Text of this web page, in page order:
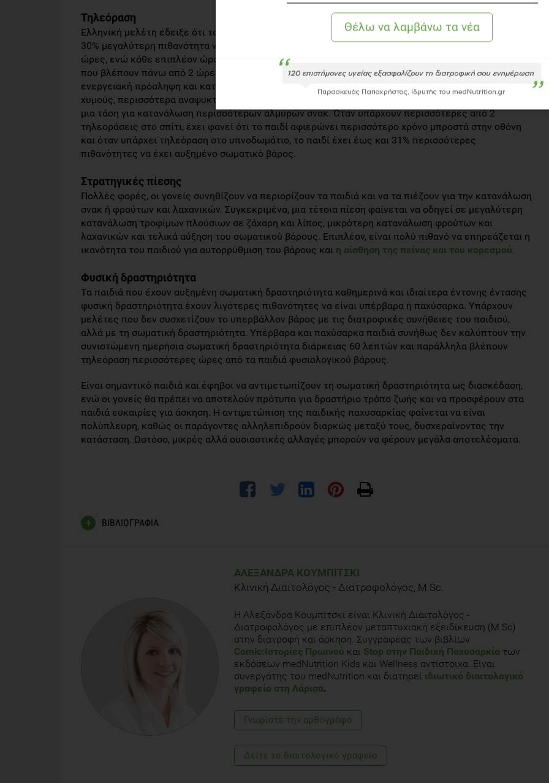
Τηλεόραση
Ελληνική μελέτη έδειξε ότι τα παιδιά που βλέπουν τηλεόραση πάνω από 2 ώρες την ημέρα έχουν
30% μεγαλύτερη πιθανότητα να είναι παχύσαρκα, σε σχέση με αυτά που βλέπουν λιγότερο από 2
ώρες, ενώ κάθε επιπλέον ώρα τηλεθέασης αυξάνει την πιθανότητα αυτή κατά 12%. Για τα παιδιά
που βλέπουν πάνω από 2 ώρες τηλεόραση έχει φανεί, επίσης, ότι έχουν υψηλότερη ημερήσια
ενεργειακή πρόσληψη και καταναλώνουν λιγότερα φρούτα, περισσότερους συσκευασμένους
χυμούς, περισσότερα αναψυκτικά, λιγότερο γάλα και γιαούρτι, περισσότερα σοκολατοειδή και έχουν
μια τάση για κατανάλωση περισσότερων αλμυρών σνακ. Όταν υπάρχουν περισσότερες από 2
τηλεοράσεις στο σπίτι, έχει φανεί ότι το παιδί αφιερώνει περισσότερο χρόνο μπροστά στην οθόνη
και όταν υπάρχει τηλεόραση στο υπνοδωμάτιο, το παιδί έχει έως και 31% περισσότερες
πιθανότητες να έχει αυξημένο σωματικό βάρος.
Στρατηγικές πίεσης
Πολλές φορές, οι γονείς συνηθίζουν να περιορίζουν τα παιδιά και να τα πιέζουν για την κατανάλωση
σνακ ή φρούτων και λαχανικών. Συγκεκριμένα, μια τέτοια πίεση φαίνεται να οδηγεί σε μεγαλύτερη
κατανάλωση τροφίμων πλούσιων σε ζάχαρη και λίπος, μικρότερη κατανάλωση φρούτων και
λαχανικών και τελικά αύξηση του σωματικού βάρους. Επιπλέον, είναι πολύ πιθανό να επηρεάζεται η
ικανότητα του παιδιού για αυτορρύθμιση του βάρους και η αίσθηση της πείνας και του κορεσμού.
Φυσική δραστηριότητα
Τα παιδιά που έχουν αυξημένη σωματική δραστηριότητα καθημερινά και ιδιαίτερα έντονης έντασης
φυσική δραστηριότητα έχουν λιγότερες πιθανότητες να είναι υπέρβαρα ή παχύσαρκα. Υπάρχουν
μελέτες που δεν συσχετίζουν το υπερβάλλον βάρος με τις διατροφικές συνήθειες του παιδιού,
αλλά με τη σωματική δραστηριότητα. Υπέρβαρα και παχύσαρκα παιδιά συνήθως δεν καλύπτουν την
συνιστώμενη ημερήσια σωματική δραστηριότητα διάρκειας 60 λεπτών και παράλληλα βλέπουν
τηλεόραση περισσότερες ώρες από τα παιδιά φυσιολογικού βάρους.
Είναι σημαντικό παιδιά και έφηβοι να αντιμετωπίζουν τη σωματική δραστηριότητα ως διασκέδαση,
ενώ οι γονείς θα πρέπει να αποτελούν πρότυπα για δραστήριο τρόπο ζωής και να προσφέρουν στα
παιδιά ευκαιρίες για άσκηση. Η αντιμετώπιση της παιδικής παχυσαρκίας φαίνεται να είναι
πολύπλευρη, καθώς οι παράγοντες αλληλεπιδρούν διαρκώς μεταξύ τους, δυσχεραίνοντας την
κατάσταση. Ωστόσο, μικρές αλλά ουσιαστικές αλλαγές μπορούν να φέρουν μεγάλα αποτελέσματα.
ΒΙΒΛΙΟΓΡΑΦΙΑ
Savage, J.S., J.O. Fisher, and L.L. Birch, Parental influence on eating behavior: conception to adolescence. J Law Med
Nicklas, T. and R. Johnson, Position of the American Dietetic Association: Dietary guidance for healthy children ages 2 to
11 years. J Am Diet Assoc, 2004. 104(4): p. 660-77.
Cassimos, D., et al., Sociodemographic and dietary risk factors for excess weight in a greek pediatric population living in
Kavala, Northern Greece. Nutr Clin Pract, 2011. 26(2): p. 186-91.
Pearson, N., et al., Maternal and best friends' influences on meal-skipping behaviours. Br J Nutr, 2012: p. 1-7.
ΑΛΕΞΆΝΔΡΑ ΚΟΥΜΠΊΤΣΚΙ
Κλινική Διαιτολόγος - Διατροφολόγος, M.Sc.
Η Αλεξάνδρα Κουμπίτσκι είναι Κλινική Διαιτολόγος -
Διατροφολόγος με επιπλέον μεταπτυχιακή εξειδίκευση (M.Sc)
στην διατροφή και άσκηση. Συγγραφέας των βιβλίων
Comic:Ιστορίες Πρωινού και Stop στην Παιδική Παχυσαρκία των
εκδόσεων medNutrition Kids και Wellness αντίστοιχα. Είναι
συνεργάτης του medNutrition και διατηρεί ιδιωτικό διαιτολογικό
γραφείο στη Λάρισα.
Γνωρίστε την αρθογράφο
Δείτε το διαιτολογικό γραφείο